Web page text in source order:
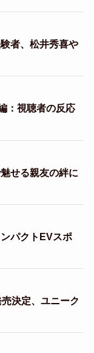
者、松井秀喜や
：視聴者の反応
せる親友の絆に
パクトEVスポ
決定、ユニーク